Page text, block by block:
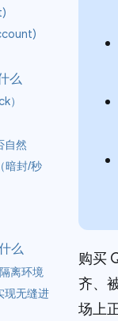
么
）
自然
暗封/秒
么
离环境
现无缝进
购买
齐、
场上